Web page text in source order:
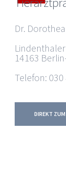
Dr.
14163
Telefon:
DIREKT